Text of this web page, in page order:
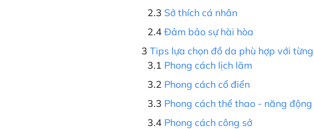
Sở thích cá nhân
Đảm bảo sự hài hòa
Tips lựa chọn đồ da phù hợp với
Phong cách lịch lãm
Phong cách cổ điển
Phong cách thể thao - năng động
Phong cách công sở